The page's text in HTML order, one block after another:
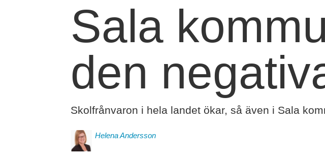
Sala
den
Skolfrånvaron i hela landet ökar, så även i Sala
HelenaAndersson